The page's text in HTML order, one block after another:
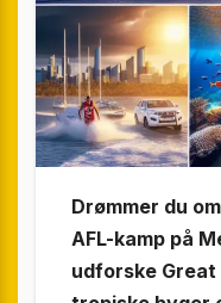
Drømmer du
AFL-kamp på
udforske Great